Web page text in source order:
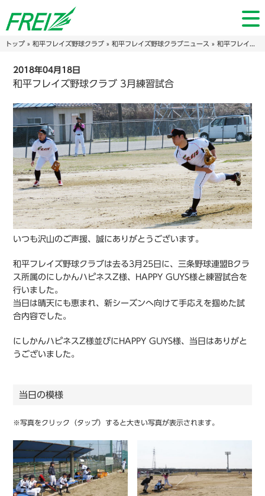
トップ» 和平フレイズ野球クラブ» 和平フレイズ野球クラブニュース » 和平フレイズ野球クラブ 3月練習試合
2018年04月18日
和平フレイズ野球クラブ 3月練習試合
いつも沢山のご声援、誠にありがとうございます。
和平フレイズ野球クラブは去る3月25日に、三条野球連盟Bクラ
ス所属のにしかんハピネスZ様、HAPPY GUYS様と練習試合を
行いました。
当日は晴天にも恵まれ、新シーズンへ向けて手応えを掴めた試
合内容でした。
にしかんハピネスZ様並びにHAPPY GUYS様、当日はありがと
うございました。
当日の模様
※写真をクリック（タップ）すると大きい写真が表示されます。